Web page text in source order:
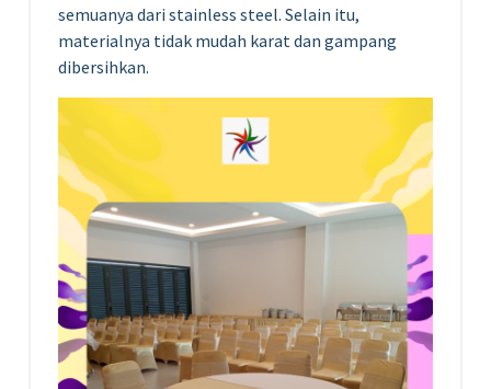
semuanya dari stainless steel. Selain itu,
materialnya tidak mudah karat dan gampang
dibersihkan.